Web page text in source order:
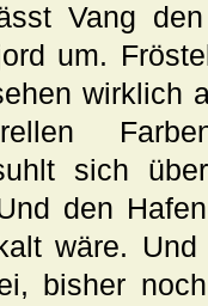
Vang
um.
wirklich
Farben.
sich
den
wäre.
bisher